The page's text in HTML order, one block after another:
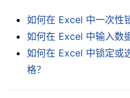
如何在 Excel 中一次性
如何在 Excel 中输入数
如何在 Excel 中锁定或
格？